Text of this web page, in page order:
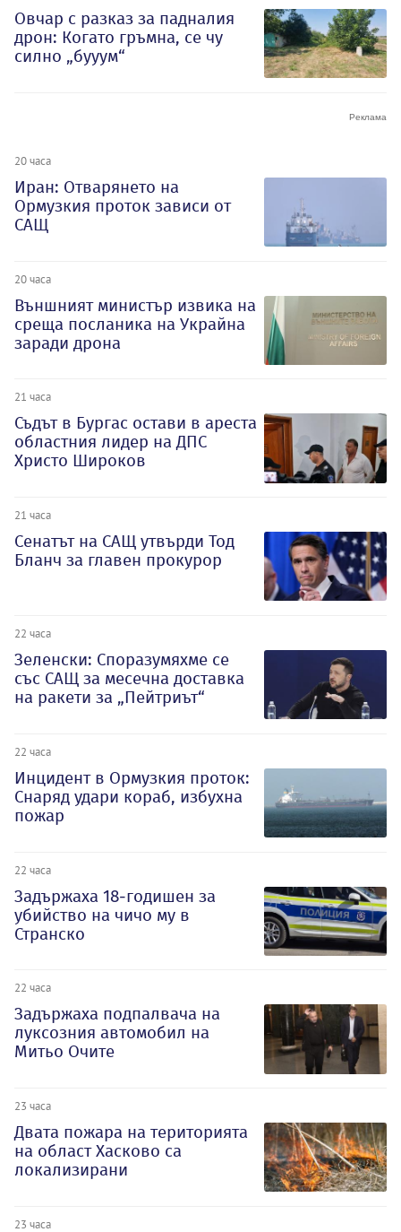
Овчар с разказ за падналия
дрон: Когато гръмна, се чу
силно „бууум“
20 часа
Иран: Отварянето на
Ормузкия проток зависи от
САЩ
20 часа
Външният министър извика на
среща посланика на Украйна
заради дрона
21 часа
Съдът в Бургас остави в ареста
областния лидер на ДПС
Христо Широков
21 часа
Сенатът на САЩ утвърди Тод
Бланч за главен прокурор
22 часа
Зеленски: Споразумяхме се
със САЩ за месечна доставка
на ракети за „Пейтриът“
22 часа
Инцидент в Ормузкия проток:
Снаряд удари кораб, избухна
пожар
22 часа
Задържаха 18-годишен за
убийство на чичо му в
Странско
22 часа
Задържаха подпалвача на
луксозния автомобил на
Митьо Очите
23 часа
Двата пожара на територията
на област Хасково са
локализирани
23 часа